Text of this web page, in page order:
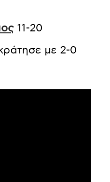
11-20
με 2-0